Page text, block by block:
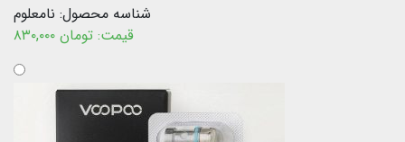
شناسه محصول: نامعلوم
قیمت: تومان